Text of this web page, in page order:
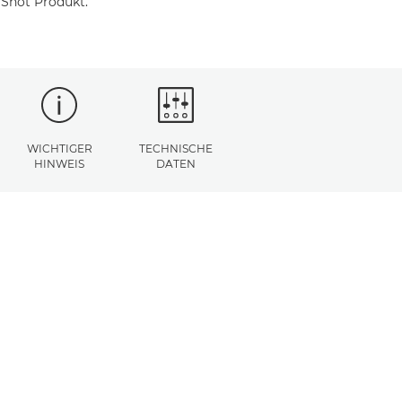
WICHTIGER
HINWEIS
TECHNISCHE
DATEN